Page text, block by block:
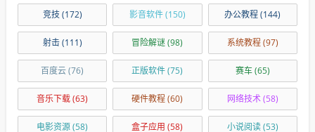
竞技(172) 影音软件(150) 办公教程(144)
射击(111) 冒险解谜(98) 系统教程(97)
百度云(76) 正版软件(75) 赛车(65)
音乐下载(63) 硬件教程(60) 网络技术(58)
电影资源(58) 盒子应用 (58) 小说阅读(53)